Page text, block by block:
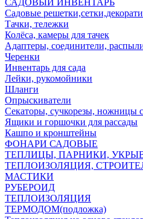
САДОВЫЙ ИНВЕНТАРЬ
Садовые
Тачки, тележки
Колёса, камеры для тачек
Адаптеры, соединители,
Черенки
Инвентарь для сада
Лейки, рукомойники
Шланги
Опрыскиватели
Секаторы, сучкорезы, ножницы
Ящики и горшочки для рассады
Кашпо и кронштейны
ФОНАРИ САДОВЫЕ
ТЕПЛИЦЫ, ПАРНИКИ,
ТЕПЛОИЗОЛЯЦИЯ,
МАСТИКИ
РУБЕРОИД
ТЕПЛОИЗОЛЯЦИЯ
ТЕРМОДОМ(подложка)